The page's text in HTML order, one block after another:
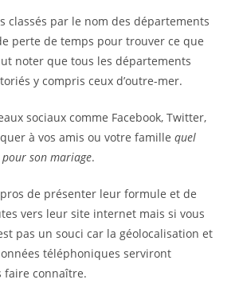
classés par le nom des départements
perte de temps pour trouver ce que
noter que tous les départements
y compris ceux d’outre-mer.
sociaux comme Facebook, Twitter,
à vos amis ou votre famille quel
son mariage.
de présenter leur formule et de
vers leur site internet mais si vous
pas un souci car la géolocalisation et
téléphoniques serviront
faire connaître.